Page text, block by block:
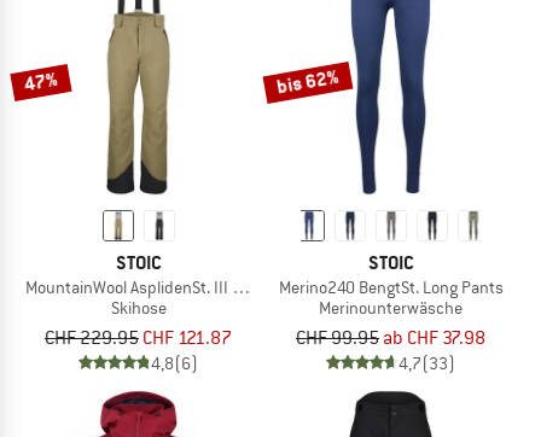
47%
STOIC
MountainWool AsplidenSt. III Ski Pant
Skihose
CHF 229.95 CHF 121.87
4,8(6)
bis 62%
STOIC
Merino240 BengtSt. Long Pants
Merinounterwäsche
CHF 99.95 ab CHF 37.98
4,7(33)